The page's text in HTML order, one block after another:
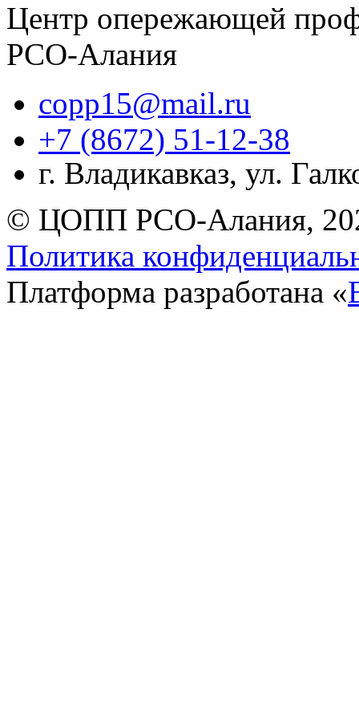
Центр опережающей
РСО-Алания
copp15@mail.ru
+7 (8672) 51-12-38
г. Владикавказ, ул.
© ЦОПП РСО-Алания,
Политика
Платформа разработана «